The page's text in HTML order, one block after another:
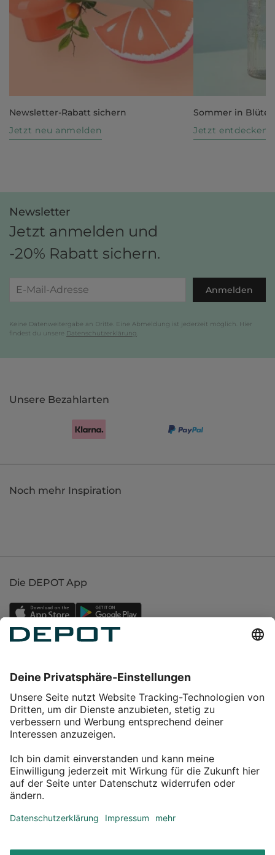
Newsletter-Rabatt sichern
Jetzt neu anmelden
Sommer in Blüte
Jetzt entdecken
Newsletter
Jetzt anmelden und
-20% Rabatt sichern.
Anmelden
Keine Datenweitergabe an Dritte. Eine Abmeldung ist jederzeit möglich. Hier
findest du unsere Datenschutzerklärung
Unsere Bezahlarten
Noch mehr Inspiration
Die DEPOT App
Service
Über DEPOT
Kontakt